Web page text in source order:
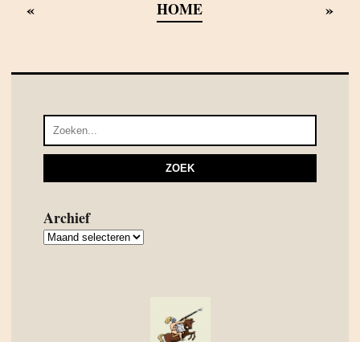
« HOME »
Archief
Archief